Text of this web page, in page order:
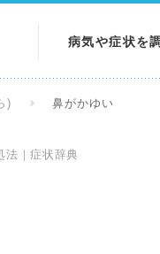
病気や症状を
) 鼻がかゆい
法｜症状辞典